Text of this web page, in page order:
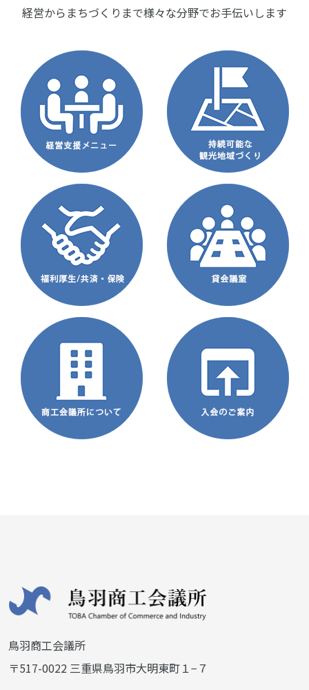
経営からまちづくりまで様々な分野でお手伝いします
鳥羽商工会議所
〒517-0022 三重県鳥羽市大明東町１−７